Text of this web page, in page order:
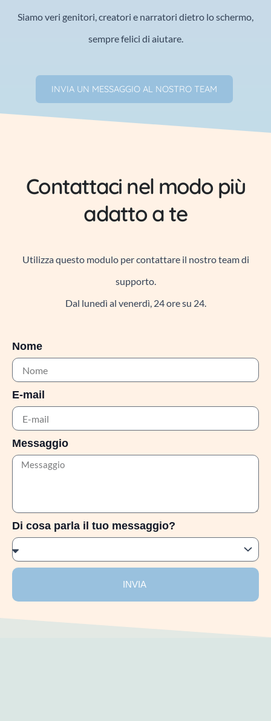
Siamo veri genitori, creatori e narratori dietro lo schermo,
sempre felici di aiutare.
INVIA UN MESSAGGIO AL NOSTRO TEAM
Contattaci nel modo più
adatto a te
Utilizza questo modulo per contattare il nostro team di
supporto.
Dal lunedì al venerdì, 24 ore su 24.
Nome
E-mail
Messaggio
Di cosa parla il tuo messaggio?
INVIA